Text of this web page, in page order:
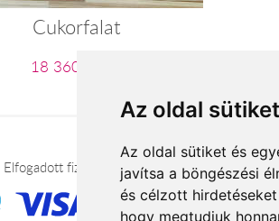
Az oldal
Az oldal sütiket és
javítsa a böngészési
és célzott
hogy megtudjuk
Cukorfalat
18 360 Ft-tól
Elfogadott fizetési módok